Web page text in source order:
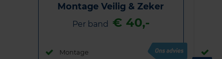
Montage Veilig & Zeker
Per band € 40,-
Montage